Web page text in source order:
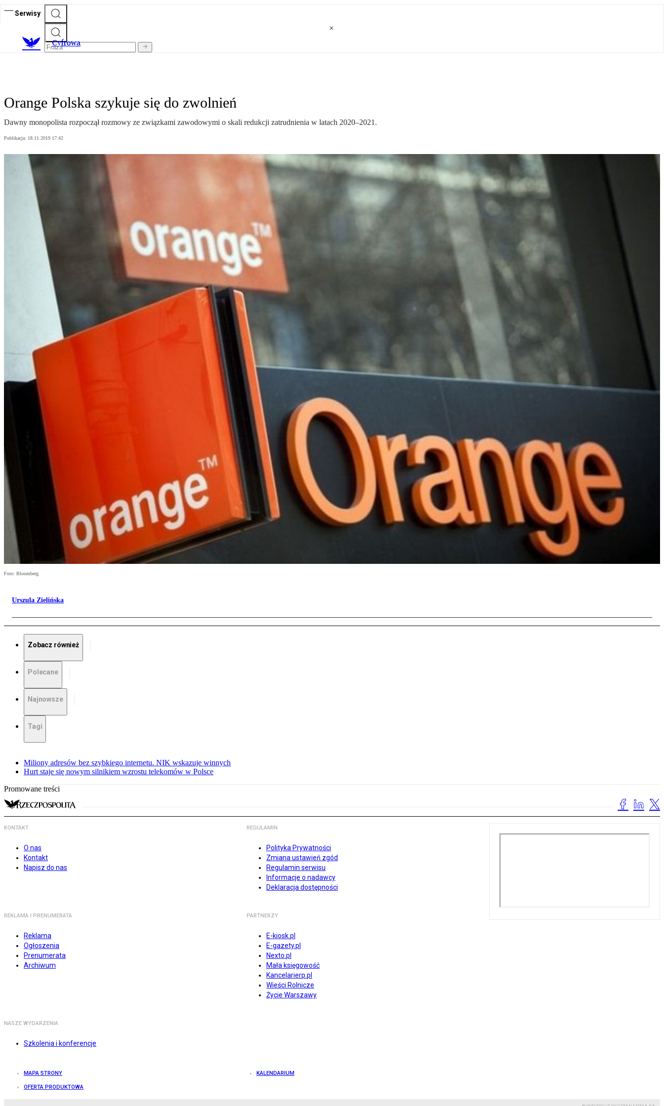
Serwisy
Cyfrowa
Orange Polska szykuje się do zwolnień
Dawny monopolista rozpoczął rozmowy ze związkami zawodowymi o skali redukcji zatrudnienia w latach 2020–2021.
Publikacja: 18.11.2019 17:42
Foto: Bloomberg
Urszula Zielińska
Zobacz również
Polecane
Najnowsze
Tagi
Miliony adresów bez szybkiego internetu. NIK wskazuje winnych
Hurt staje się nowym silnikiem wzrostu telekomów w Polsce
Promowane treści
KONTAKT
O nas
Kontakt
Napisz do nas
REGULAMIN
Polityka Prywatności
Zmiana ustawień zgód
Regulamin serwisu
Informacje o nadawcy
Deklaracja dostępności
REKLAMA I PRENUMERATA
Reklama
Ogłoszenia
Prenumerata
Archiwum
PARTNERZY
E-kiosk.pl
E-gazety.pl
Nexto.pl
Mała księgowość
Kancelarierp.pl
Wieści Rolnicze
Życie Warszawy
NASZE WYDARZENIA
Szkolenia i konferencje
MAPA STRONY KALENDARIUM
OFERTA PRODUKTOWA